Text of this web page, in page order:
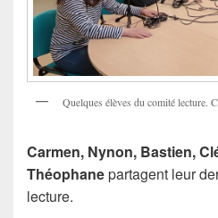
Quelques élèves du comité lecture.
Carmen, Nynon, Bastien,
Théophanepartagent leur
lecture.